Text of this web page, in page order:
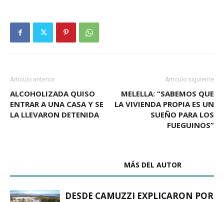
Artículo anterior
ALCOHOLIZADA QUISO
ENTRAR A UNA CASA Y SE
LA LLEVARON DETENIDA
Artículo siguiente
MELELLA: “SABEMOS QUE
LA VIVIENDA PROPIA ES UN
SUEÑO PARA LOS
FUEGUINOS”
MÁS DEL AUTOR
DESDE CAMUZZI EXPLICARON POR